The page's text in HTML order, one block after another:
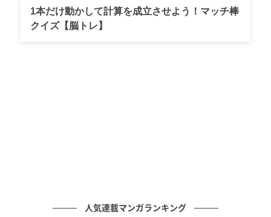
顔立ちがどちらかといえば大人っぽい
髪質が細く、柔らかめ
1本だけ動かして計算を成立させよう！マッチ棒
クイズ【脳トレ】
人気連載マンガランキング